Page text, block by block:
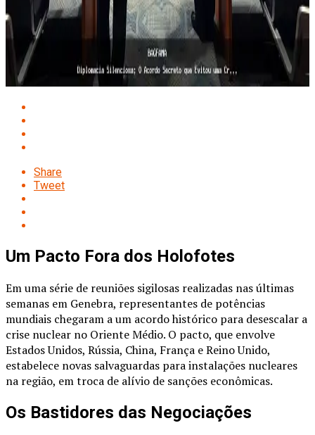
Share
Tweet
Um Pacto Fora dos Holofotes
Em uma série de reuniões sigilosas realizadas nas últimas
semanas em Genebra, representantes de potências
mundiais chegaram a um acordo histórico para desescalar a
crise nuclear no Oriente Médio. O pacto, que envolve
Estados Unidos, Rússia, China, França e Reino Unido,
estabelece novas salvaguardas para instalações nucleares
na região, em troca de alívio de sanções econômicas.
Os Bastidores das Negociações